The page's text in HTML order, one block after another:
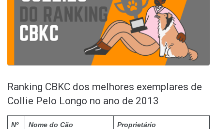
Ranking CBKC dos melhores exemplares de
Collie Pelo Longo no ano de 2013
Nº Nome do Cão Proprietário